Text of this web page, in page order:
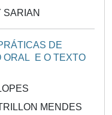
SARIAN
DE
ORAL E O TEXTO
MENDES